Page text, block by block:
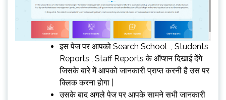
इस पेज पर आपको Search School , Students
Reports , Staff Reports के ऑप्शन दिखाई देंगे
जिसके बारे में आपको जानकारी प्राप्त करनी है उस पर
क्लिक करना होगा |
उसके बाद अगले पेज पर आपके सामने सभी जानकारी